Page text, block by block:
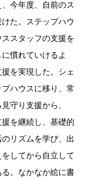
今年度、自前のス
た。ステップハウ
スタッフの支援を
慣れていけるよ
を実現した。シェ
ハウスに移り、常
守り支援から、
を継続し、基礎的
リズムを学び、出
してから自立して
。なかなか絵に書